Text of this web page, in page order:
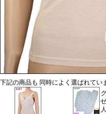
下記の商品も 同時によく選ばれてい